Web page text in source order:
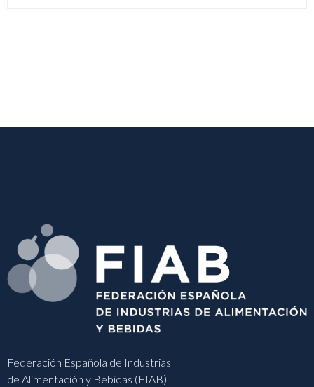
Federación Española de Industrias
de Alimentación y Bebidas (FIAB)